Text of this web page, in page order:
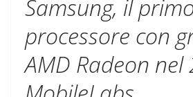
Samsung, il
processore con
AMD Radeon nel